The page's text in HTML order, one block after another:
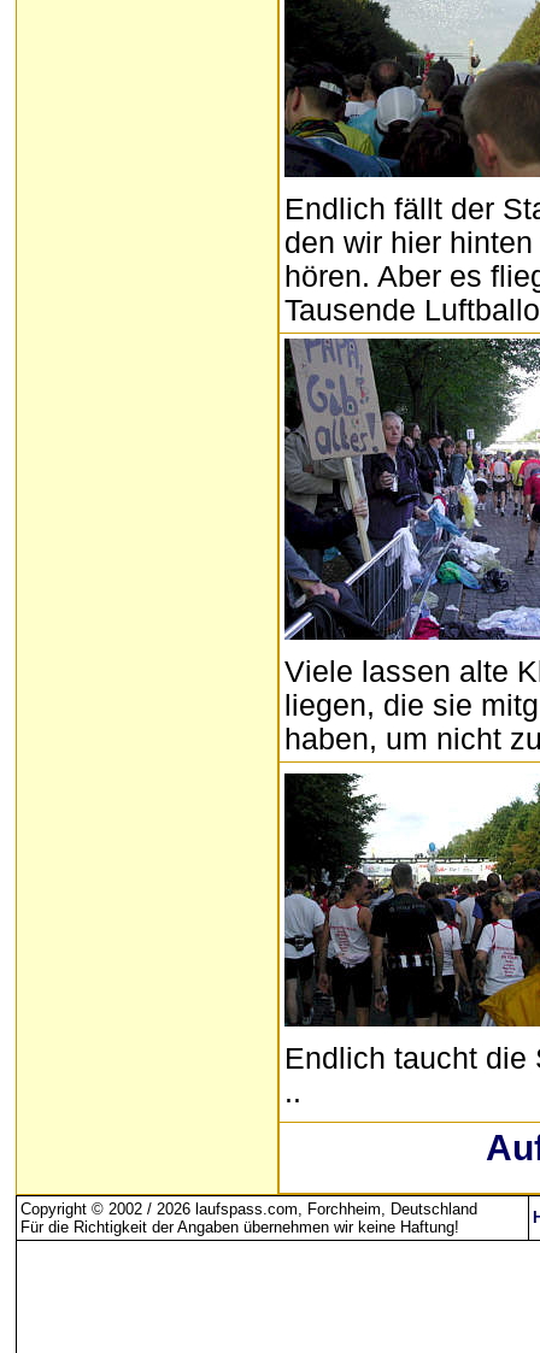
Endlich fällt der
den wir hier
hören. Aber es
Tausende
Viele lassen alte
liegen, die sie
haben, um nicht
Endlich taucht die
..
Copyright © 2002 / 2026 laufspass.com, Forchheim, Deutschland
Für die Richtigkeit der Angaben übernehmen wir keine Haftung!